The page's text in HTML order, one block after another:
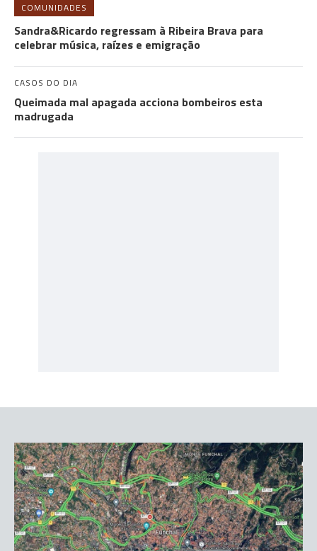
COMUNIDADES
Sandra&Ricardo regressam à Ribeira Brava para
celebrar música, raízes e emigração
CASOS DO DIA
Queimada mal apagada acciona bombeiros esta
madrugada